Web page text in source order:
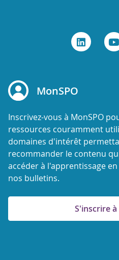
MonSPO
Inscrivez-vous à MonSPO
ressources couramment
domaines d'intérêt
recommander le contenu
accéder à l'apprentissage
nos bulletins.
S'inscrire à